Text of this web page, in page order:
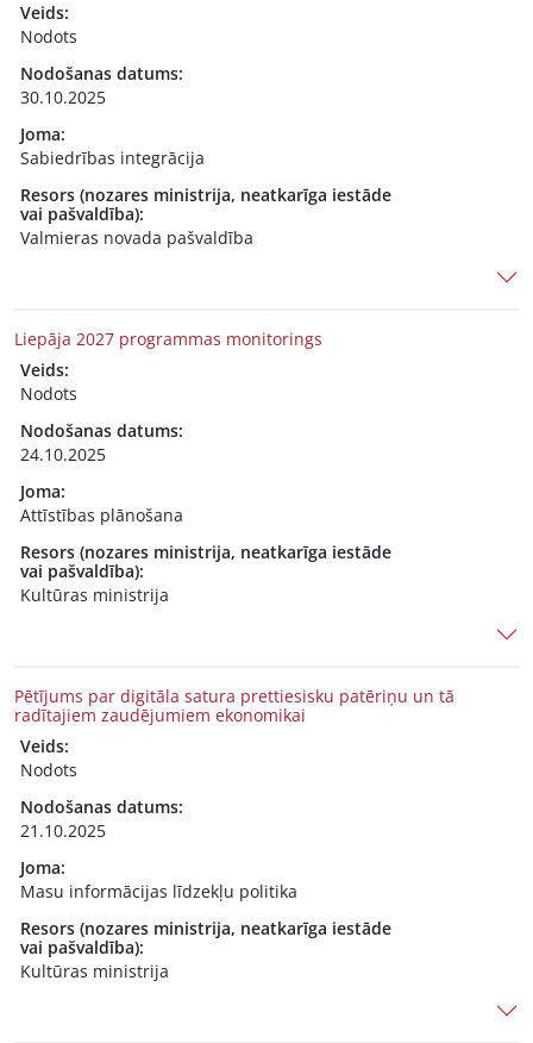
Veids:
Nodots
Nodošanas datums:
30.10.2025
Joma:
Sabiedrības integrācija
Resors (nozares ministrija, neatkarīga iestāde
vai pašvaldība):
Valmieras novada pašvaldība
Liepāja 2027 programmas monitorings
Veids:
Nodots
Nodošanas datums:
24.10.2025
Joma:
Attīstības plānošana
Resors (nozares ministrija, neatkarīga iestāde
vai pašvaldība):
Kultūras ministrija
Pētījums par digitāla satura prettiesisku patēriņu un tā
radītajiem zaudējumiem ekonomikai
Veids:
Nodots
Nodošanas datums:
21.10.2025
Joma:
Masu informācijas līdzekļu politika
Resors (nozares ministrija, neatkarīga iestāde
vai pašvaldība):
Kultūras ministrija